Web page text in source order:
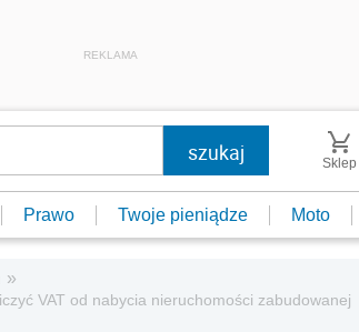
REKLAMA
Sklep
Prawo Twoje pieniądze Moto
»
VAT od nabycia nieruchomości zabudowanej